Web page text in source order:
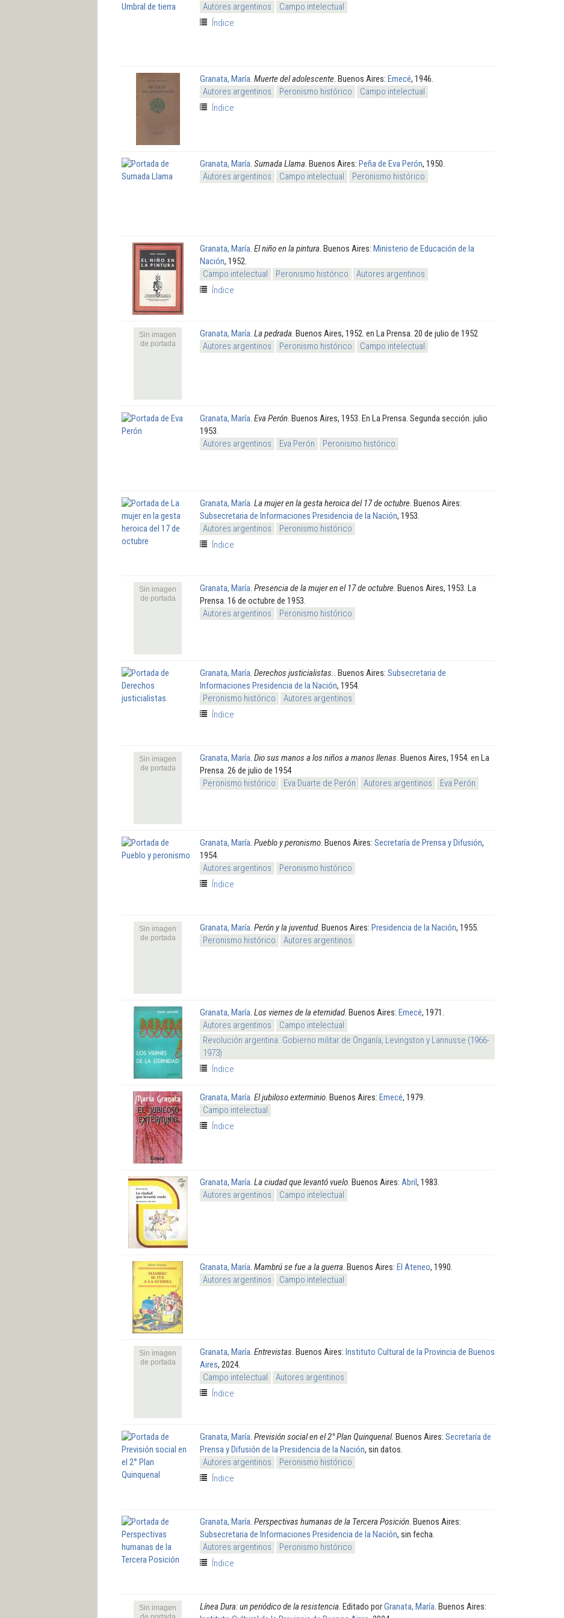
Autores argentinos
Campo intelectual
Índice
Granata, María Muerte del adolescente . Buenos Aires: Emecé, 1946.
Autores argentinos
Peronismo histórico
Campo intelectual
Índice
Granata, María Sumada Llama . Buenos Aires: Peña de Eva Perón, 1950.
Autores argentinos
Campo intelectual Peronismo histórico
Granata, María El niño en la pintura . Buenos Aires: Ministerio de Educación de la
Nación, 1952.
Campo intelectual
Peronismo histórico
Autores argentinos
Índice
Sin imagen
de portada
Granata, María La pedrada . Buenos Aires, 1952. en La Prensa. 20 de julio de 1952
Autores argentinos
Peronismo histórico Campo intelectual
Granata, María Eva Perón . Buenos Aires, 1953. En La Prensa. Segunda sección. julio
1953.
Autores argentinos
Eva Perón Peronismo histórico
Granata, María La mujer en la gesta heroica del 17 de octubre . Buenos Aires:
Subsecretaria de Informaciones Presidencia de la Nación, 1953.
Autores argentinos
Peronismo histórico
Índice
Sin imagen
de portada
Granata, María Presencia de la mujer en el 17 de octubre . Buenos Aires, 1953. La
Prensa. 16 de octubre de 1953.
Autores argentinos
Peronismo histórico
Granata, María Derechos justicialistas. . Buenos Aires: Subsecretaria de
Informaciones Presidencia de la Nación, 1954.
Peronismo histórico
Autores argentinos
Índice
Sin imagen
de portada
Granata, María Dio sus manos a los niños a manos llenas . Buenos Aires, 1954. en La
Prensa. 26 de julio de 1954
Peronismo histórico
Eva Duarte de Perón Autores argentinos Eva Perón
Granata, María Pueblo y peronismo . Buenos Aires: Secretaría de Prensa y Difusión,
1954.
Autores argentinos
Peronismo histórico
Índice
Sin imagen
de portada
Granata, María Perón y la juventud. Buenos Aires: Presidencia de la Nación, 1955.
Peronismo histórico
Autores argentinos
Granata, María Los viernes de la eternidad. Buenos Aires: Emecé, 1971.
Autores argentinos
Campo intelectual
Revolución argentina. Gobierno militar de Onganía, Levingston y Lannusse (1966-
1973)
Índice
Granata, María El jubiloso exterminio . Buenos Aires: Emecé, 1979.
Campo intelectual
Índice
Granata, María La ciudad que levantó vuelo . Buenos Aires: Abril, 1983.
Autores argentinos
Campo intelectual
Granata, María Mambrú se fue a la guerra . Buenos Aires: El Ateneo, 1990.
Autores argentinos
Campo intelectual
Sin imagen
de portada
Granata, María Entrevistas . Buenos Aires: Instituto Cultural de la Provincia de Buenos
Aires, 2024.
Campo intelectual
Autores argentinos
Índice
Granata, María Previsión social en el 2° Plan Quinquenal. Buenos Aires: Secretaría de
Prensa y Difusión de la Presidencia de la Nación, sin datos.
Autores argentinos
Peronismo histórico
Índice
Granata, María Perspectivas humanas de la Tercera Posición . Buenos Aires:
Subsecretaria de Informaciones Presidencia de la Nación, sin fecha.
Autores argentinos
Peronismo histórico
Índice
Sin imagen
Línea Dura: un periódico de la resistencia . Editado porGranata, María . Buenos Aires: